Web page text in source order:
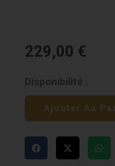
229,00 €
Disponibilité :
quantité
de
MXR
Tremolo
Ajouter Au